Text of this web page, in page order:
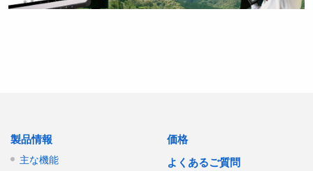
製品情報
主な機能
価格
よくあるご質問